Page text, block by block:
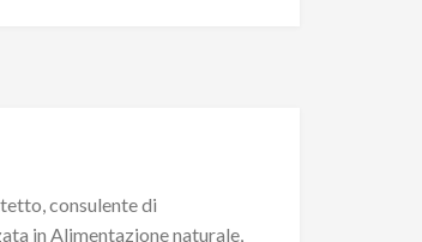
consulente di
in Alimentazione naturale,